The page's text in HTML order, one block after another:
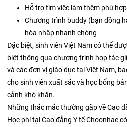
Hỗ trợ tìm việc làm thêm phù
Chương trình buddy (bạn đồng
hòa nhập nhanh chóng
Đặc biệt, sinh viên Việt Nam có thể
biệt thông qua chương trình hợp tác
và các đơn vị giáo dục tại Việt Nam,
cho sinh viên xuất sắc và học bổng
cảnh khó khăn.
Những thắc mắc thường gặp về Cao
Học phí tại Cao đẳng Y tế Choonhae